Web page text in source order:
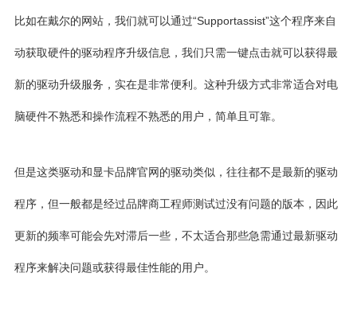
比如在戴尔的网站，我们就可以通过“Supportassist”这个程序来自
动获取硬件的驱动程序升级信息，我们只需一键点击就可以获得最
新的驱动升级服务，实在是非常便利。这种升级方式非常适合对电
脑硬件不熟悉和操作流程不熟悉的用户，简单且可靠。
但是这类驱动和显卡品牌官网的驱动类似，往往都不是最新的驱动
程序，但一般都是经过品牌商工程师测试过没有问题的版本，因此
更新的频率可能会先对滞后一些，不太适合那些急需通过最新驱动
程序来解决问题或获得最佳性能的用户。